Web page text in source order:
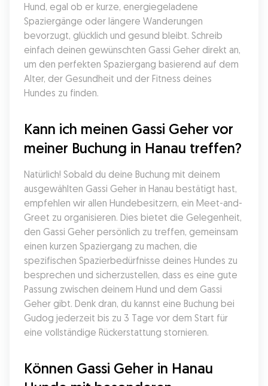
Hund, egal ob er kurze, energiegeladene
Spaziergänge oder längere Wanderungen
bevorzugt, glücklich und gesund bleibt. Schreib
einfach deinen gewünschten Gassi Geher direkt an,
um den perfekten Spaziergang basierend auf dem
Alter, der Gesundheit und der Fitness deines
Hundes zu finden.
Kann ich meinen Gassi Geher vor
meiner Buchung in Hanau treffen?
Natürlich! Sobald du deine Buchung mit deinem
ausgewählten Gassi Geher in Hanau bestätigt hast,
empfehlen wir allen Hundebesitzern, ein Meet-and-
Greet zu organisieren. Dies bietet die Gelegenheit,
den Gassi Geher persönlich zu treffen, gemeinsam
einen kurzen Spaziergang zu machen, die
spezifischen Spazierbedürfnisse deines Hundes zu
besprechen und sicherzustellen, dass es eine gute
Passung zwischen deinem Hund und dem Gassi
Geher gibt. Denk dran, du kannst eine Buchung bei
Gudog jederzeit bis zu 3 Tage vor dem Start für
eine vollständige Rückerstattung stornieren.
Können Gassi Geher in Hanau